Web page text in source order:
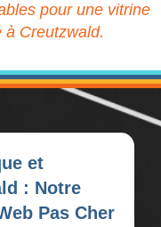
pour une vitrine
Creutzwald.
et
: Notre
Pas Cher